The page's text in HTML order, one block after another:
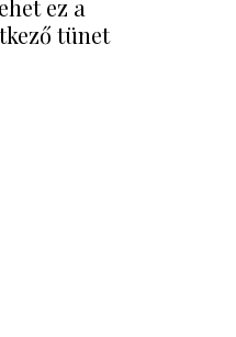
ez a
tünet